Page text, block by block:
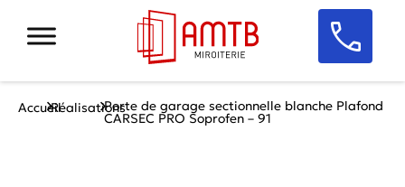
AccueilRéalisationsPorte de garage sectionnelle blanche Plafond
CARSEC PRO Soprofen – 91